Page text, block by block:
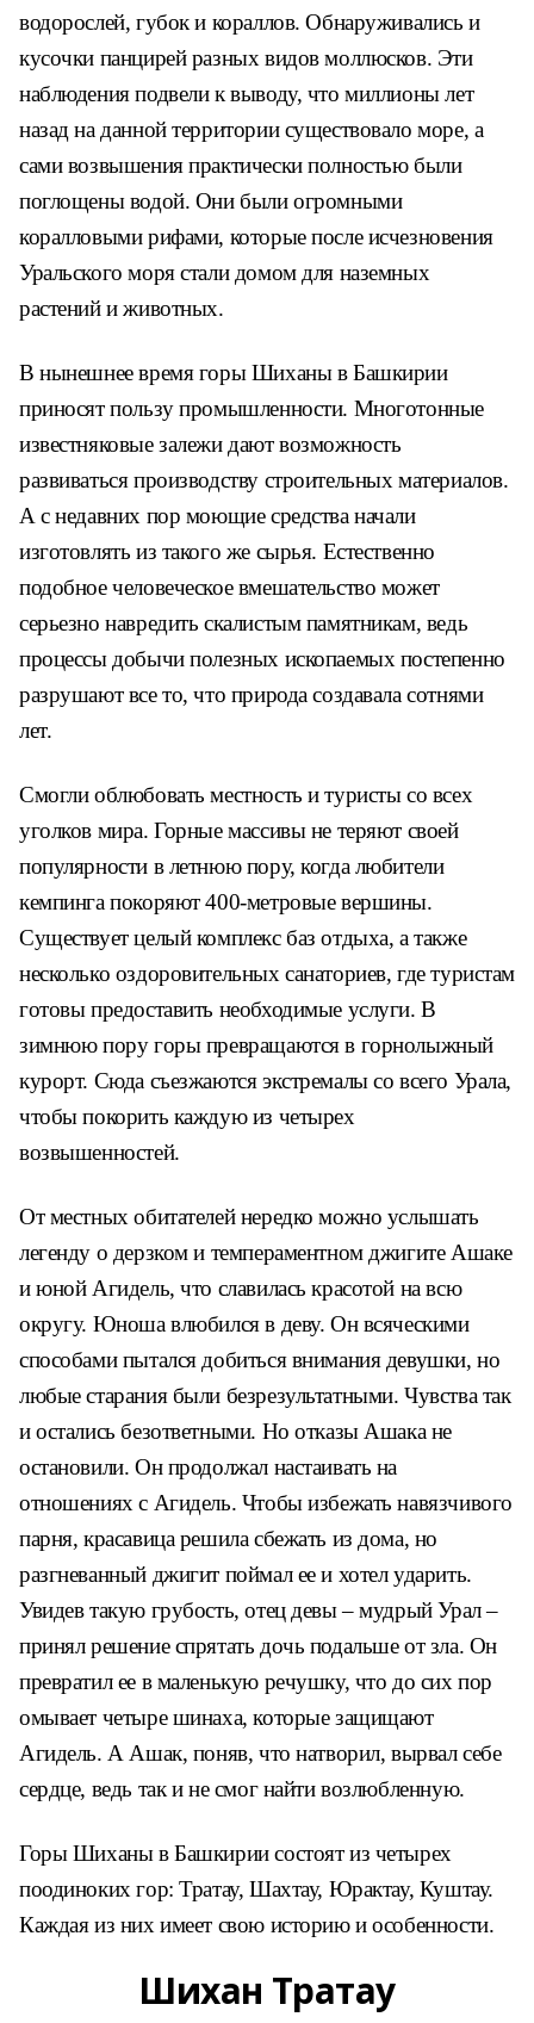
водорослей, губок и кораллов. Обнаруживались и
кусочки панцирей разных видов моллюсков. Эти
наблюдения подвели к выводу, что миллионы лет
назад на данной территории существовало море, а
сами возвышения практически полностью были
поглощены водой. Они были огромными
коралловыми рифами, которые после исчезновения
Уральского моря стали домом для наземных
растений и животных.
В нынешнее время горы Шиханы в Башкирии
приносят пользу промышленности. Многотонные
известняковые залежи дают возможность
развиваться производству строительных материалов.
А с недавних пор моющие средства начали
изготовлять из такого же сырья. Естественно
подобное человеческое вмешательство может
серьезно навредить скалистым памятникам, ведь
процессы добычи полезных ископаемых постепенно
разрушают все то, что природа создавала сотнями
лет.
Смогли облюбовать местность и туристы со всех
уголков мира. Горные массивы не теряют своей
популярности в летнюю пору, когда любители
кемпинга покоряют 400-метровые вершины.
Существует целый комплекс баз отдыха, а также
несколько оздоровительных санаториев, где туристам
готовы предоставить необходимые услуги. В
зимнюю пору горы превращаются в горнолыжный
курорт. Сюда съезжаются экстремалы со всего Урала,
чтобы покорить каждую из четырех
возвышенностей.
От местных обитателей нередко можно услышать
легенду о дерзком и темпераментном джигите Ашаке
и юной Агидель, что славилась красотой на всю
округу. Юноша влюбился в деву. Он всяческими
способами пытался добиться внимания девушки, но
любые старания были безрезультатными. Чувства так
и остались безответными. Но отказы Ашака не
остановили. Он продолжал настаивать на
отношениях с Агидель. Чтобы избежать навязчивого
парня, красавица решила сбежать из дома, но
разгневанный джигит поймал ее и хотел ударить.
Увидев такую грубость, отец девы – мудрый Урал –
принял решение спрятать дочь подальше от зла. Он
превратил ее в маленькую речушку, что до сих пор
омывает четыре шинаха, которые защищают
Агидель. А Ашак, поняв, что натворил, вырвал себе
сердце, ведь так и не смог найти возлюбленную.
Горы Шиханы в Башкирии состоят из четырех
поодиноких гор: Тратау, Шахтау, Юрактау, Куштау.
Каждая из них имеет свою историю и особенности.
Шихан Тратау